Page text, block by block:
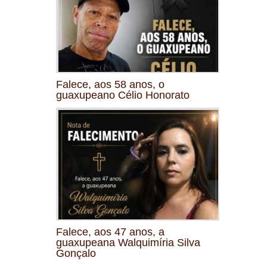
Falece, aos 58 anos, o
guaxupeano Célio Honorato
Falece, aos 47 anos, a
guaxupeana Walquimíria Silva
Gonçalo